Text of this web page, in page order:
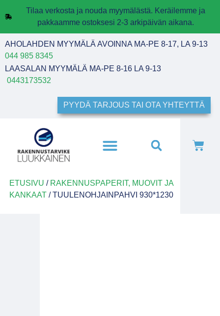
Tilaa verkosta ja nouda myymälästä. Keräilemme ja
pakkaamme ostoksesi 2-3 arkipäivän aikana.
AHOLAHDEN MYYMÄLÄ AVOINNA MA-PE 8-17, LA 9-13
044 985 8345
LAASALAN MYYMÄLÄ MA-PE 8-16 LA 9-13
0443173532
PYYDÄ TARJOUS TAI OTA YHTEYTTÄ
ETUSIVU / RAKENNUSPAPERIT, MUOVIT JA
KANKAAT/ TUULENOHJAINPAHVI 930*1230